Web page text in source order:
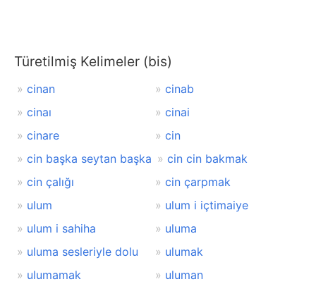
Türetilmiş Kelimeler (bis)
cinan
cinab
cinaı
cinai
cinare
cin
cin başka seytan başka
cin cin bakmak
cin çalığı
cin çarpmak
ulum
ulum i içtimaiye
ulum i sahiha
uluma
uluma sesleriyle dolu
ulumak
ulumamak
uluman